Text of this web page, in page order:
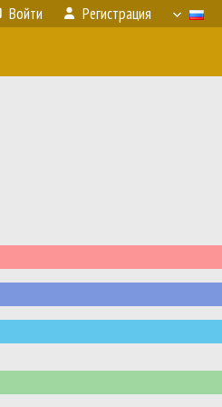
Войти Регистрация